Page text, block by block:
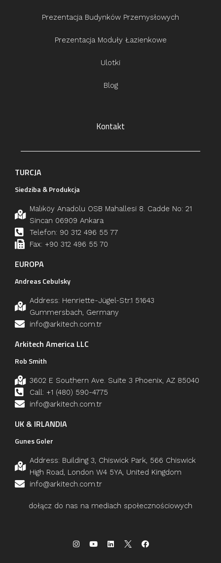
Prezentacja Budynków Przemysłowych
Prezentacja Moduły Łazienkowe
Ulotki
Blog
Kontakt
TURCJA
Siedziba & Produkcja
Malıköy Anadolu OSB Mahallesi 8. Cadde No: 21
Sincan 06909 Ankara
Telefon: 90 312 496 55 77
Fax: +90 312 496 55 70
EUROPA
Andreas Cebulsky
Address: Henriette-Jügel-Str.1 51643
Gummersbach, Germany
info@arkitech.com.tr
Arkitech America LLC
Rob Smith
3602 E Southern Ave. Suite 3 Phoenix, AZ 85040
Call: +1 (480) 590-4775
info@arkitech.com.tr
UK & IRLANDIA
Gunes Goler
Address: Building 3, Chiswick Park, 566 Chiswick
High Road, London W4 5YA, United Kingdom
info@arkitech.com.tr
dołącz do nas na mediach społecznościowych